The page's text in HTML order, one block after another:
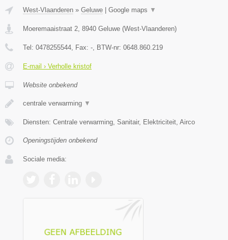
West-Vlaanderen » Geluwe Google maps ▼
Moeremaaistraat 2 8940 Geluwe (West-Vlaanderen)
Tel: 0478255544 , Fax: - , BTW-nr: 0648.860.219
E-mail › Verholle kristof
Website onbekend
centrale verwarming ▼
Diensten: Centrale verwarming, Sanitair, Elektriciteit, Airco
Openingstijden onbekend
Sociale media: